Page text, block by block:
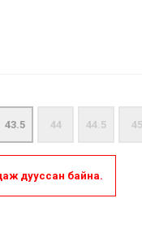
43.5 44 44.5 45
дууссан байна.